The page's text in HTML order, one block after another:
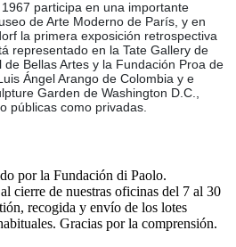
participa en una importante
de Arte Moderno de París, y en
la primera exposición retrospectiva
representado en la Tate Gallery de
Bellas Artes y la Fundación Proa de
Ángel Arango de Colombia y e
Garden de Washington D.C.,
públicas como privadas.
por la Fundación di Paolo.
cierre de nuestras oficinas del 7 al 30
recogida y envío de los lotes
Gracias por la comprensión.